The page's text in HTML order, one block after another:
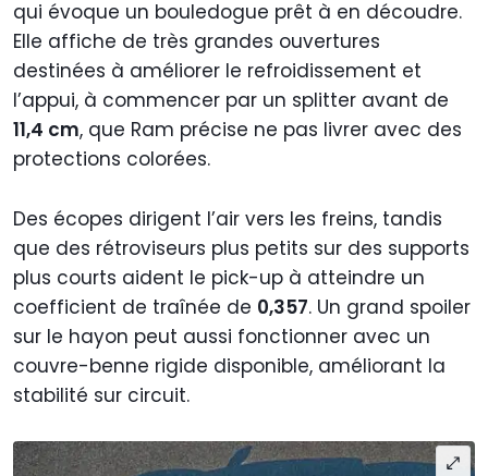
qui évoque un bouledogue prêt à en découdre.
Elle affiche de très grandes ouvertures
destinées à améliorer le refroidissement et
l’appui, à commencer par un splitter avant de
11,4 cm, que Ram précise ne pas livrer avec des
protections colorées.
Des écopes dirigent l’air vers les freins, tandis
que des rétroviseurs plus petits sur des supports
plus courts aident le pick-up à atteindre un
coefficient de traînée de 0,357. Un grand spoiler
sur le hayon peut aussi fonctionner avec un
couvre-benne rigide disponible, améliorant la
stabilité sur circuit.